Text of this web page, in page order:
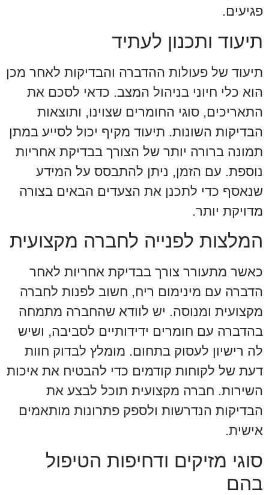
פגיעים.
תיעוד ותכנון לעתיד
תיעוד של פעולות ההדברה והבדיקות לאחר מכן
הוא כלי חיוני בניהול המצב. כדאי לסכם את
התאריכים, סוגי החומרים שצוינו, ותוצאות
הבדיקות השונות. תיעוד מקיף יכול לסייע במתן
תמונה ברורה יותר של הצורך בבדיקת אחריות
נוספת. עם הזמן, ניתן להתבסס על המידע
שנאסף כדי לתכנן את הצעדים הבאים בצורה
מדויקת יותר.
המלצות לפנייה לחברה מקצועית
כאשר מתעורר צורך בבדיקת אחריות לאחר
הדברה עם מינימום ריח, חשוב לפנות לחברה
מקצועית ומנוסה. יש לוודא שהחברה מתמחה
בהדברה עם חומרים ידידותיים לסביבה, ושיש
לה רישיון לעסוק בתחום. מומלץ לבדוק חוות
דעת של לקוחות קודמים כדי להבטיח את איכות
השירות. חברה מקצועית תוכל לבצע את
הבדיקות הנדרשות ולספק פתרונות מותאמים
אישית.
סוגי מזיקים ודחיפות הטיפול
בהם